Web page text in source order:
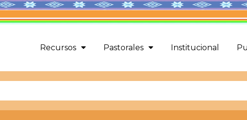
Recursos Pastorales Institucional